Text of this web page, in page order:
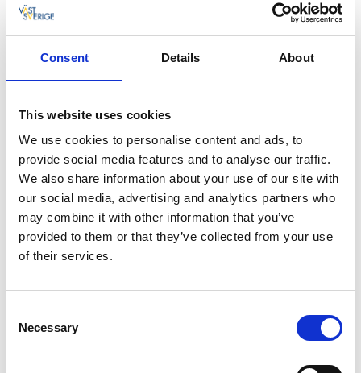
Consent Details About
This website uses cookies
We use cookies to personalise content and ads, to
provide social media features and to analyse our traffic.
We also share information about your use of our site with
our social media, advertising and analytics partners who
may combine it with other information that you’ve
provided to them or that they’ve collected from your use
of their services.
Selection
Necessary
Kontakt & InfoPoint
Har du frågor inför ditt besök i Varnhem?
Kontakta Varnhems InfoPoint så hjälper vi dig
E-post: info@varnhem.se
Telefon:0511-325 81
Adress:Axevallavägen 21, 532 73 Varnhem
Öppettider Varnhems InfoPoint 2025
23 mars-23 juni helger kl. 11-16
24 juni-18 aug dagligen kl. 10-17
turistinformation på 0511-320 00.